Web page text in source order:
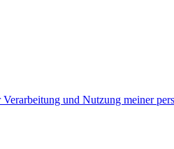
und Nutzung meiner